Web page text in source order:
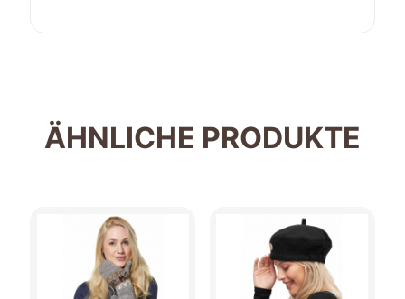
ÄHNLICHE PRODUKTE